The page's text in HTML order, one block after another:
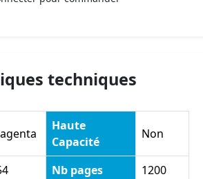
techniques
Haute
Capacité
Non
Nb pages
1200